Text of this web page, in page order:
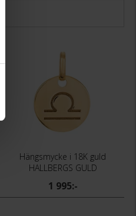
Hängsmycke i 18K guld
HALLBERGS GULD
1 995:-